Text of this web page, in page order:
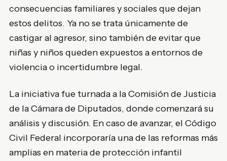
consecuencias familiares y sociales que dejan
estos delitos. Ya no se trata únicamente de
castigar al agresor, sino también de evitar que
niñas y niños queden expuestos a entornos de
violencia o incertidumbre legal.
La iniciativa fue turnada a la Comisión de Justicia
de la Cámara de Diputados, donde comenzará su
análisis y discusión. En caso de avanzar, el Código
Civil Federal incorporaría una de las reformas más
amplias en materia de protección infantil